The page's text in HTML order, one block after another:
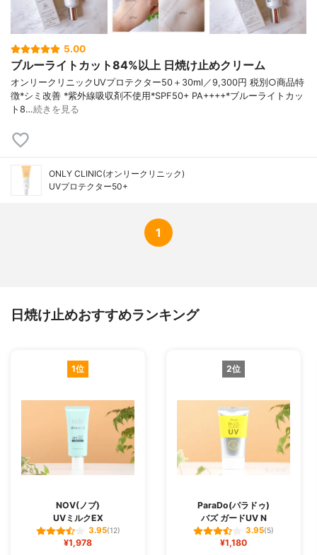
クワラン、ジステアルジモニウムヘクトラ
イト、グリチルリチン酸2Ｋ、ＥＤＴＡ-3Ｎ
フェノキシエタノール（＋/－）酸化チタ
ン、酸化鉄
5.00
ブルーライトカット84%以上 日焼け止めクリーム
オンリークリニックUVプロテクター50＋30ml／9,300円 税別○商品特
徴*シミ改善 *紫外線吸収剤不使用*SPF50+ PA++++*ブルーライトカッ
ト8…続きを見る
ONLY CLINIC(オンリークリニック)
UVプロテクター50+
1
日焼け止めおすすめランキング
1位
NOV(ノブ)
UVミルクEX
3.95(12)
¥1,978
2位
ParaDo(パラドゥ)
バズ ガードUV N
3.95(5)
¥1,180